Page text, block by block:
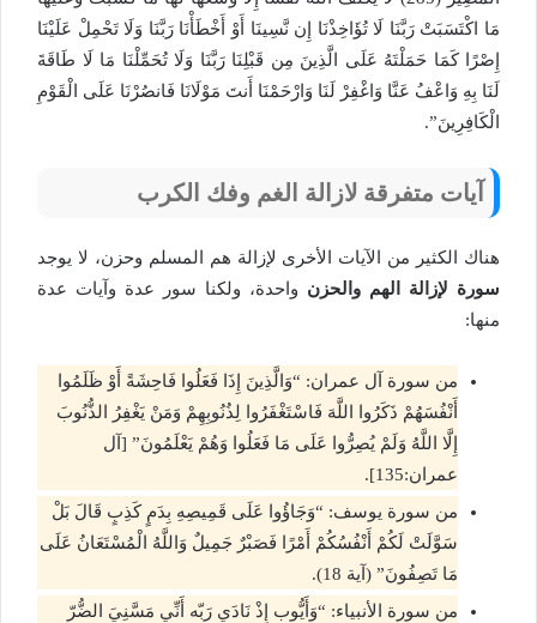
مَا اكْتَسَبَتْ رَبَّنَا لَا تُؤَاخِذْنَا إِن نَّسِينَا أَوْ أَخْطَأْنَا رَبَّنَا وَلَا تَحْمِلْ عَلَيْنَا
إِصْرًا كَمَا حَمَلْتَهُ عَلَى الَّذِينَ مِن قَبْلِنَا رَبَّنَا وَلَا تُحَمِّلْنَا مَا لَا طَاقَةَ
لَنَا بِهِ وَاعْفُ عَنَّا وَاغْفِرْ لَنَا وَارْحَمْنَا أَنتَ مَوْلَانَا فَانصُرْنَا عَلَى الْقَوْمِ
الْكَافِرِينَ”.
آيات متفرقة لازالة الغم وفك الكرب
هناك الكثير من الآيات الأخرى لإزالة هم المسلم وحزن، لا يوجد
سورة لإزالة الهم والحزن واحدة، ولكنا سور عدة وآيات عدة
منها:
من سورة آل عمران: “وَالَّذِينَ إِذَا فَعَلُوا فَاحِشَةً أَوْ ظَلَمُوا
أَنْفُسَهُمْ ذَكَرُوا اللَّهَ فَاسْتَغْفَرُوا لِذُنُوبِهِمْ وَمَنْ يَغْفِرُ الذُّنُوبَ
إِلَّا اللَّهُ وَلَمْ يُصِرُّوا عَلَى مَا فَعَلُوا وَهُمْ يَعْلَمُونَ” [آل
عمران:135].
من سورة يوسف: “وَجَاؤُوا عَلَى قَمِيصِهِ بِدَمٍ كَذِبٍ قَالَ بَلْ
سَوَّلَتْ لَكُمْ أَنْفُسُكُمْ أَمْرًا فَصَبْرٌ جَمِيلٌ وَاللَّهُ الْمُسْتَعَانُ عَلَى
مَا تَصِفُونَ” (آية 18).
من سورة الأنبياء: “وَأَيُّوب إِذْ نَادَي رَبّه أَنِّي مَسَّنِيَ الضُّرّ